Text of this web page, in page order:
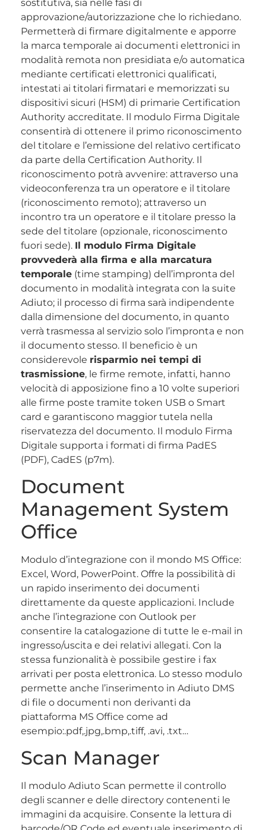
sostitutiva, sia nelle fasi di
approvazione/autorizzazione che lo richiedano.
Permetterà di firmare digitalmente e apporre
la marca temporale ai documenti elettronici in
modalità remota non presidiata e/o automatica
mediante certificati elettronici qualificati,
intestati ai titolari firmatari e memorizzati su
dispositivi sicuri (HSM) di primarie Certification
Authority accreditate. Il modulo Firma Digitale
consentirà di ottenere il primo riconoscimento
del titolare e l’emissione del relativo certificato
da parte della Certification Authority. Il
riconoscimento potrà avvenire: attraverso una
videoconferenza tra un operatore e il titolare
(riconoscimento remoto); attraverso un
incontro tra un operatore e il titolare presso la
sede del titolare (opzionale, riconoscimento
fuori sede). Il modulo Firma Digitale
provvederà alla firma e alla marcatura
temporale (time stamping) dell’impronta del
documento in modalità integrata con la suite
Adiuto; il processo di firma sarà indipendente
dalla dimensione del documento, in quanto
verrà trasmessa al servizio solo l’impronta e non
il documento stesso. Il beneficio è un
considerevole risparmio nei tempi di
trasmissione, le firme remote, infatti, hanno
velocità di apposizione fino a 10 volte superiori
alle firme poste tramite token USB o Smart
card e garantiscono maggior tutela nella
riservatezza del documento. Il modulo Firma
Digitale supporta i formati di firma PadES
(PDF), CadES (p7m).
Document
Management System
Office
Modulo d’integrazione con il mondo MS Office:
Excel, Word, PowerPoint. Offre la possibilità di
un rapido inserimento dei documenti
direttamente da queste applicazioni. Include
anche l’integrazione con Outlook per
consentire la catalogazione di tutte le e-mail in
ingresso/uscita e dei relativi allegati. Con la
stessa funzionalità è possibile gestire i fax
arrivati per posta elettronica. Lo stesso modulo
permette anche l’inserimento in Adiuto DMS
di file o documenti non derivanti da
piattaforma MS Office come ad
esempio:.pdf,.jpg,.bmp,.tiff, .avi, .txt…
Scan Manager
Il modulo Adiuto Scan permette il controllo
degli scanner e delle directory contenenti le
immagini da acquisire. Consente la lettura di